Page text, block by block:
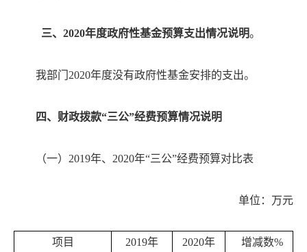
三、 2020年度政府性基金预算支出情况说明。
我部门 2020年度没有政府性基金安排的支出。
四、财政拨款“三公”经费预算情况说明
（一） 2019年、2020年“三公”经费预算对比表
单位：万元
项目 2019年 2020年 增减数%